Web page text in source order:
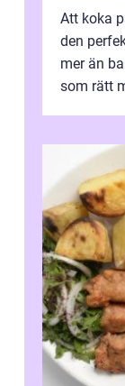
Att koka
den
mer än
som rätt